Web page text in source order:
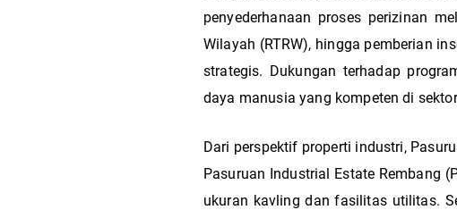
penyederhanaan proses perizinan
Wilayah (RTRW), hingga pemberian
strategis. Dukungan terhadap
daya manusia yang kompeten di
Dari perspektif properti industri,
Pasuruan Industrial Estate Rembang
ukuran kavling dan fasilitas utilitas.